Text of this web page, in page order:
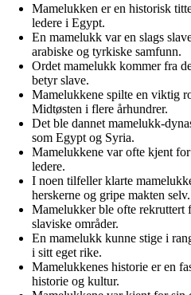
Mamelukken er en historisk
ledere i Egypt.
En mamelukk var en slags
arabiske og tyrkiske samfunn.
Ordet mamelukk kommer fra
betyr slave.
Mamelukkene spilte en viktig
Midtøsten i flere århundrer.
Det ble dannet mamelukk-
som Egypt og Syria.
Mamelukkene var ofte kjent
ledere.
I noen tilfeller klarte
herskerne og gripe makten selv.
Mamelukker ble ofte rekruttert
slaviske områder.
En mamelukk kunne stige i
i sitt eget rike.
Mamelukkenes historie er en
historie og kultur.